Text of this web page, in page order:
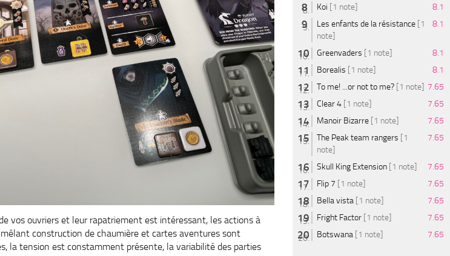
vos ouvriers et leur rapatriement est intéressant, les actions à
construction de chaumière et cartes aventures sont
la tension est constamment présente, la variabilité des parties
Koi [1 note]
8.1
Les enfants de la résistance [1
note]
8.1
Greenvaders [1 note]
8.1
Borealis [1 note]
8.1
To me! ...or not to me? [1 note]
7.65
Clear 4 [1 note]
7.65
Manoir Bizarre [1 note]
7.65
The Peak team rangers [1
note]
7.65
Skull King Extension [1 note]
7.65
Flip 7 [1 note]
7.65
Bella vista [1 note]
7.65
Fright Factor [1 note]
7.65
Botswana [1 note] 7.65